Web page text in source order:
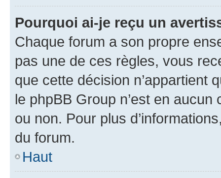
Pourquoi ai-je reçu un
Chaque forum a son propre
pas une de ces règles, vous
que cette décision n’appartient
le phpBB Group n’est en
ou non. Pour plus
du forum.
Haut